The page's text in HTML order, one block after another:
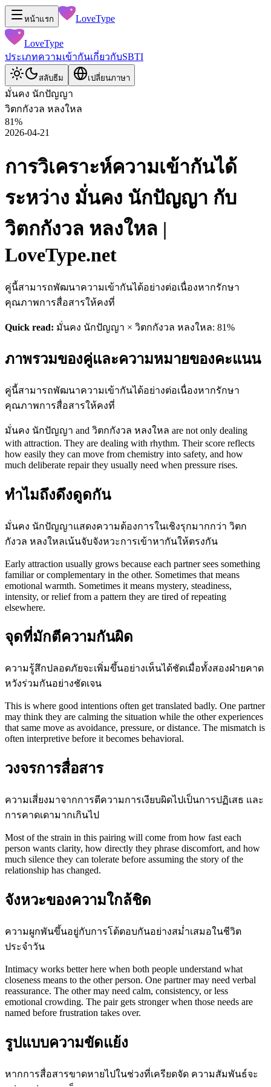
หน้าแรก LoveType
LoveType
ประเภทความเข้ากันเกี่ยวกับSBTI
สลับธีม เปลี่ยนภาษา
มั่นคง นักปัญญา
วิตกกังวล หลงใหล
81%
2026-04-21
การวิเคราะห์ความเข้ากันได้
ระหว่าง มั่นคง นักปัญญา กับ
วิตกกังวล หลงใหล |
LoveType.net
คู่นี้สามารถพัฒนาความเข้ากันได้อย่างต่อเนื่องหากรักษา
คุณภาพการสื่อสารให้คงที่
Quick read: มั่นคง นักปัญญา × วิตกกังวล หลงใหล: 81%
ภาพรวมของคู่และความหมายของคะแนน
คู่นี้สามารถพัฒนาความเข้ากันได้อย่างต่อเนื่องหากรักษา
คุณภาพการสื่อสารให้คงที่
มั่นคง นักปัญญา and วิตกกังวล หลงใหล are not only dealing
with attraction. They are dealing with rhythm. Their score reflects
how easily they can move from chemistry into safety, and how
much deliberate repair they usually need when pressure rises.
ทำไมถึงดึงดูดกัน
มั่นคง นักปัญญาแสดงความต้องการในเชิงรุกมากกว่า วิตก
กังวล หลงใหลเน้นจับจังหวะการเข้าหากันให้ตรงกัน
Early attraction usually grows because each partner sees something
familiar or complementary in the other. Sometimes that means
emotional warmth. Sometimes it means mystery, steadiness,
intensity, or relief from a pattern they are tired of repeating
elsewhere.
จุดที่มักตีความกันผิด
ความรู้สึกปลอดภัยจะเพิ่มขึ้นอย่างเห็นได้ชัดเมื่อทั้งสองฝ่ายคาด
หวังร่วมกันอย่างชัดเจน
This is where good intentions often get translated badly. One partner
may think they are calming the situation while the other experiences
that same move as avoidance, pressure, or distance. The mismatch is
often interpretive before it becomes behavioral.
วงจรการสื่อสาร
ความเสี่ยงมาจากการตีความการเงียบผิดไปเป็นการปฏิเสธ และ
การคาดเดามากเกินไป
Most of the strain in this pairing will come from how fast each
person wants clarity, how directly they phrase discomfort, and how
much silence they can tolerate before assuming the story of the
relationship has changed.
จังหวะของความใกล้ชิด
ความผูกพันขึ้นอยู่กับการโต้ตอบกันอย่างสม่ำเสมอในชีวิต
ประจำวัน
Intimacy works better here when both people understand what
closeness means to the other person. One partner may need verbal
reassurance. The other may need calm, consistency, or less
emotional crowding. The pair gets stronger when those needs are
named before frustration takes over.
รูปแบบความขัดแย้ง
หากการสื่อสารขาดหายไปในช่วงที่เครียดจัด ความสัมพันธ์จะ